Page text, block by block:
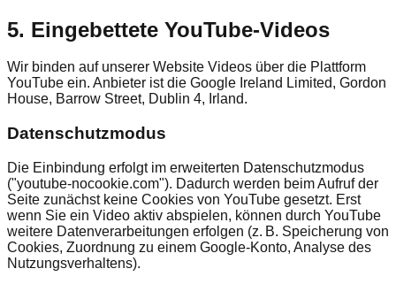
5. Eingebettete YouTube‑Videos
Wir binden auf unserer Website Videos über die Plattform
YouTube ein. Anbieter ist die Google Ireland Limited, Gordon
House, Barrow Street, Dublin 4, Irland.
Datenschutzmodus
Die Einbindung erfolgt im erweiterten Datenschutzmodus
("youtube-nocookie.com"). Dadurch werden beim Aufruf der
Seite zunächst keine Cookies von YouTube gesetzt. Erst
wenn Sie ein Video aktiv abspielen, können durch YouTube
weitere Datenverarbeitungen erfolgen (z. B. Speicherung von
Cookies, Zuordnung zu einem Google-Konto, Analyse des
Nutzungsverhaltens).